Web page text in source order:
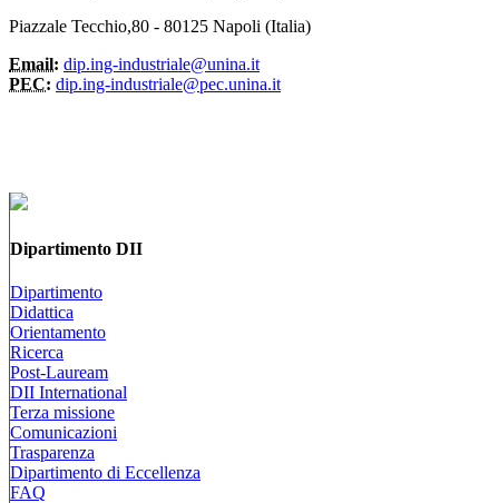
Piazzale Tecchio,80 - 80125 Napoli (Italia)
Email: dip.ing-industriale@unina.it
PEC: dip.ing-industriale@pec.unina.it
Dipartimento DII
Dipartimento
Didattica
Orientamento
Ricerca
Post-Lauream
DII International
Terza missione
Comunicazioni
Trasparenza
Dipartimento di Eccellenza
FAQ